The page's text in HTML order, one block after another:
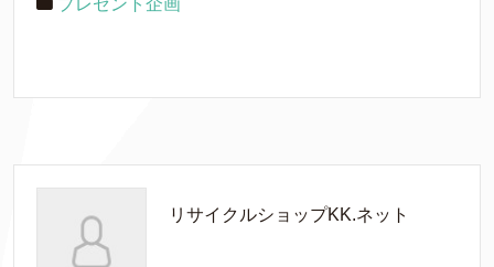
プレゼント企画
リサイクルショップKK.ネット